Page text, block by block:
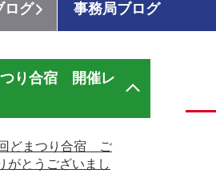
ログ 事務局ブログ
り合宿 開催レ
どまつり合宿 ご
がとうございまし